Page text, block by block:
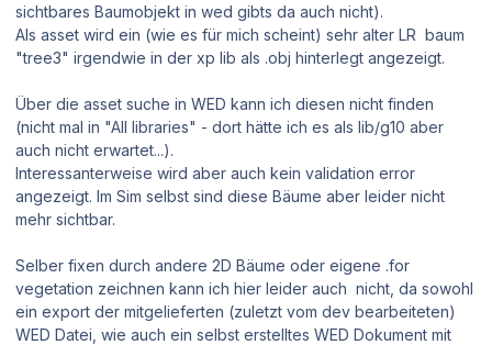
sichtbares Baumobjekt in wed gibts da auch nicht).
Als asset wird ein (wie es für mich scheint) sehr alter LR baum
"tree3" irgendwie in der xp lib als .obj hinterlegt angezeigt.
Über die asset suche in WED kann ich diesen nicht finden
(nicht mal in "All libraries" - dort hätte ich es als lib/g10 aber
auch nicht erwartet...).
Interessanterweise wird aber auch kein validation error
angezeigt. Im Sim selbst sind diese Bäume aber leider nicht
mehr sichtbar.
Selber fixen durch andere 2D Bäume oder eigene .for
vegetation zeichnen kann ich hier leider auch nicht, da sowohl
ein export der mitgelieferten (zuletzt vom dev bearbeiteten)
WED Datei, wie auch ein selbst erstelltes WED Dokument mit